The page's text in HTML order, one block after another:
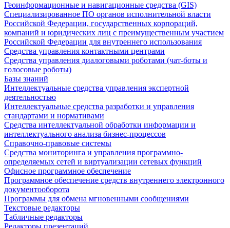
Геоинформационные и навигационные средства (GIS)
Специализированное ПО органов исполнительной власти
Российской Федерации, государственных корпораций,
компаний и юридических лиц с преимущественным участием
Российской Федерации для внутреннего использования
Средства управления контактными центрами
Средства управления диалоговыми роботами (чат-боты и
голосовые роботы)
Базы знаний
Интеллектуальные средства управления экспертной
деятельностью
Интеллектуальные средства разработки и управления
стандартами и нормативами
Средства интеллектуальной обработки информации и
интеллектуального анализа бизнес-процессов
Справочно-правовые системы
Средства мониторинга и управления программно-
определяемых сетей и виртуализации сетевых функций
Офисное программное обеспечение
Программное обеспечение средств внутреннего электронного
документооборота
Программы для обмена мгновенными сообщениями
Текстовые редакторы
Табличные редакторы
Редакторы презентаций